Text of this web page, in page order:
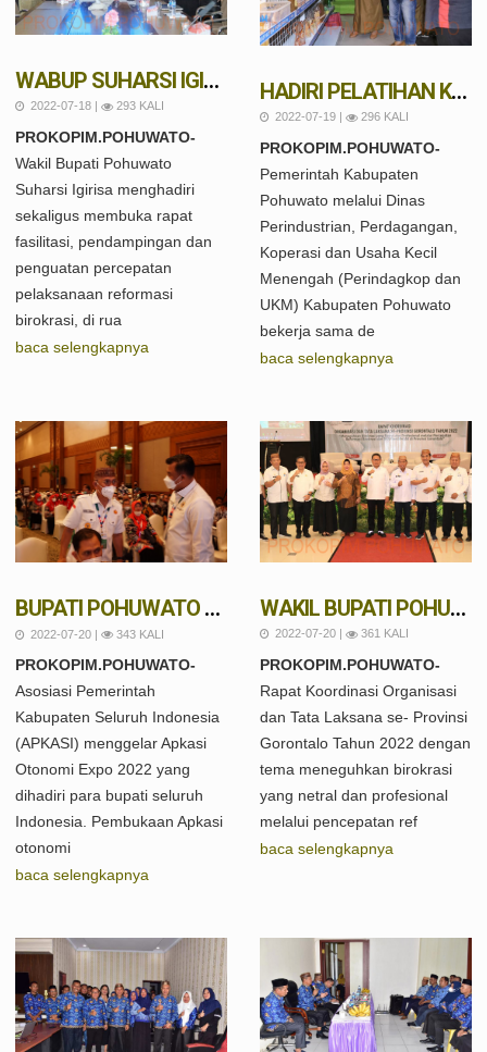
WABUP SUHARSI IGIRISA HARAP PERCEPATAN REFORMASI BIROKRASI DI POHUWATO BISA DIPENUHI
2022-07-18 | 293 KALI
PROKOPIM.POHUWATO-
Wakil Bupati Pohuwato
Suharsi Igirisa menghadiri
sekaligus membuka rapat
fasilitasi, pendampingan dan
penguatan percepatan
pelaksanaan reformasi
birokrasi, di rua
baca selengkapnya
HADIRI PELATIHAN KEWIRAUSAHAAN USAHAAN MANDIRI, WABUP POHUWATO MINTA PRODUK LOKAL JADI PERHATIAN
2022-07-19 | 296 KALI
PROKOPIM.POHUWATO-
Pemerintah Kabupaten
Pohuwato melalui Dinas
Perindustrian, Perdagangan,
Koperasi dan Usaha Kecil
Menengah (Perindagkop dan
UKM) Kabupaten Pohuwato
bekerja sama de
baca selengkapnya
BUPATI POHUWATO HADIRI PEMBUKAAN APKASI OTONOMI EXPO 2022
2022-07-20 | 343 KALI
PROKOPIM.POHUWATO-
Asosiasi Pemerintah
Kabupaten Seluruh Indonesia
(APKASI) menggelar Apkasi
Otonomi Expo 2022 yang
dihadiri para bupati seluruh
Indonesia. Pembukaan Apkasi
otonomi
baca selengkapnya
WAKIL BUPATI POHUWATO HADIRI RAKOR ORGANISASI TATA LAKSANA SE-PROVINSI GORONTALO
2022-07-20 | 361 KALI
PROKOPIM.POHUWATO-
Rapat Koordinasi Organisasi
dan Tata Laksana se- Provinsi
Gorontalo Tahun 2022 dengan
tema meneguhkan birokrasi
yang netral dan profesional
melalui pencepatan ref
baca selengkapnya